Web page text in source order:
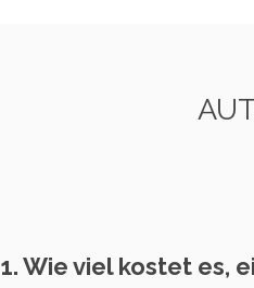
1. Wie viel kostet es,